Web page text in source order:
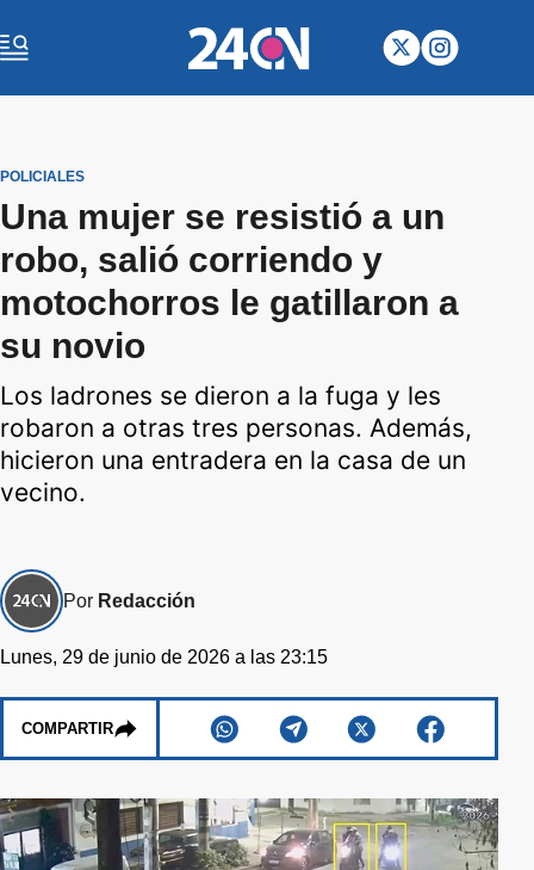
POLICIALES
Una mujer se resistió a un
robo, salió corriendo y
motochorros le gatillaron a
su novio
Los ladrones se dieron a la fuga y les
robaron a otras tres personas. Además,
hicieron una entradera en la casa de un
vecino.
Por Redacción
Lunes, 29 de junio de 2026 a las 23:15
COMPARTIR